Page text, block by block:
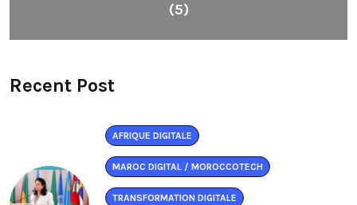
(5)
Recent Post
AFRIQUE DIGITALE
MAROC DIGITAL / MOROCCOTECH
TRANSFORMATION DIGITALE